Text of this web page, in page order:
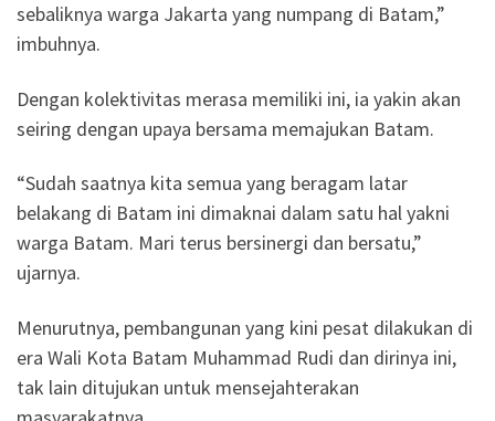
sebaliknya warga Jakarta yang numpang di Batam,”
imbuhnya.
Dengan kolektivitas merasa memiliki ini, ia yakin akan
seiring dengan upaya bersama memajukan Batam.
“Sudah saatnya kita semua yang beragam latar
belakang di Batam ini dimaknai dalam satu hal yakni
warga Batam. Mari terus bersinergi dan bersatu,”
ujarnya.
Menurutnya, pembangunan yang kini pesat dilakukan di
era Wali Kota Batam Muhammad Rudi dan dirinya ini,
tak lain ditujukan untuk mensejahterakan